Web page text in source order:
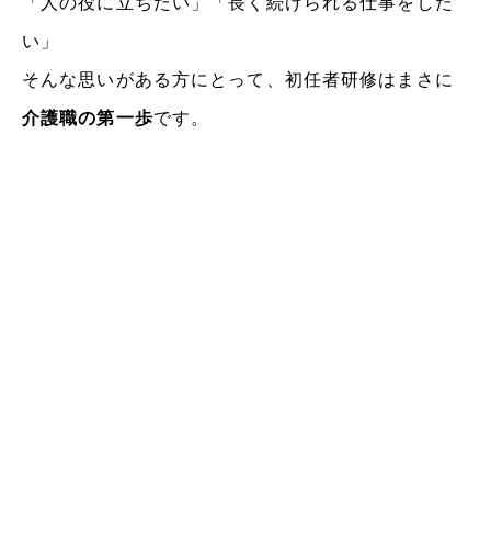
い」
そんな思いがある方にとって、初任者研修はまさに
介護職の第一歩です。